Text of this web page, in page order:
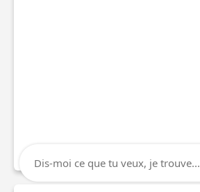
Dis-moi ce que tu veux, je trouve...